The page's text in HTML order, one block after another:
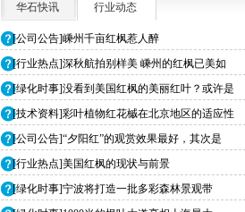
华石快讯 行业动态
[公司公告]嵊州千亩红枫惹人醉
[行业热点]深秋航拍别样美 嵊州的红枫已美如
[绿化时事]没看到美国红枫的美丽红叶？或许是
[技术资料]彩叶植物红花槭在北京地区的适应性
[公司公告]“夕阳红”的观赏效果最好，其次是
[行业热点]美国红枫的现状与前景
[绿化时事]宁波将打造一批多彩森林景观带